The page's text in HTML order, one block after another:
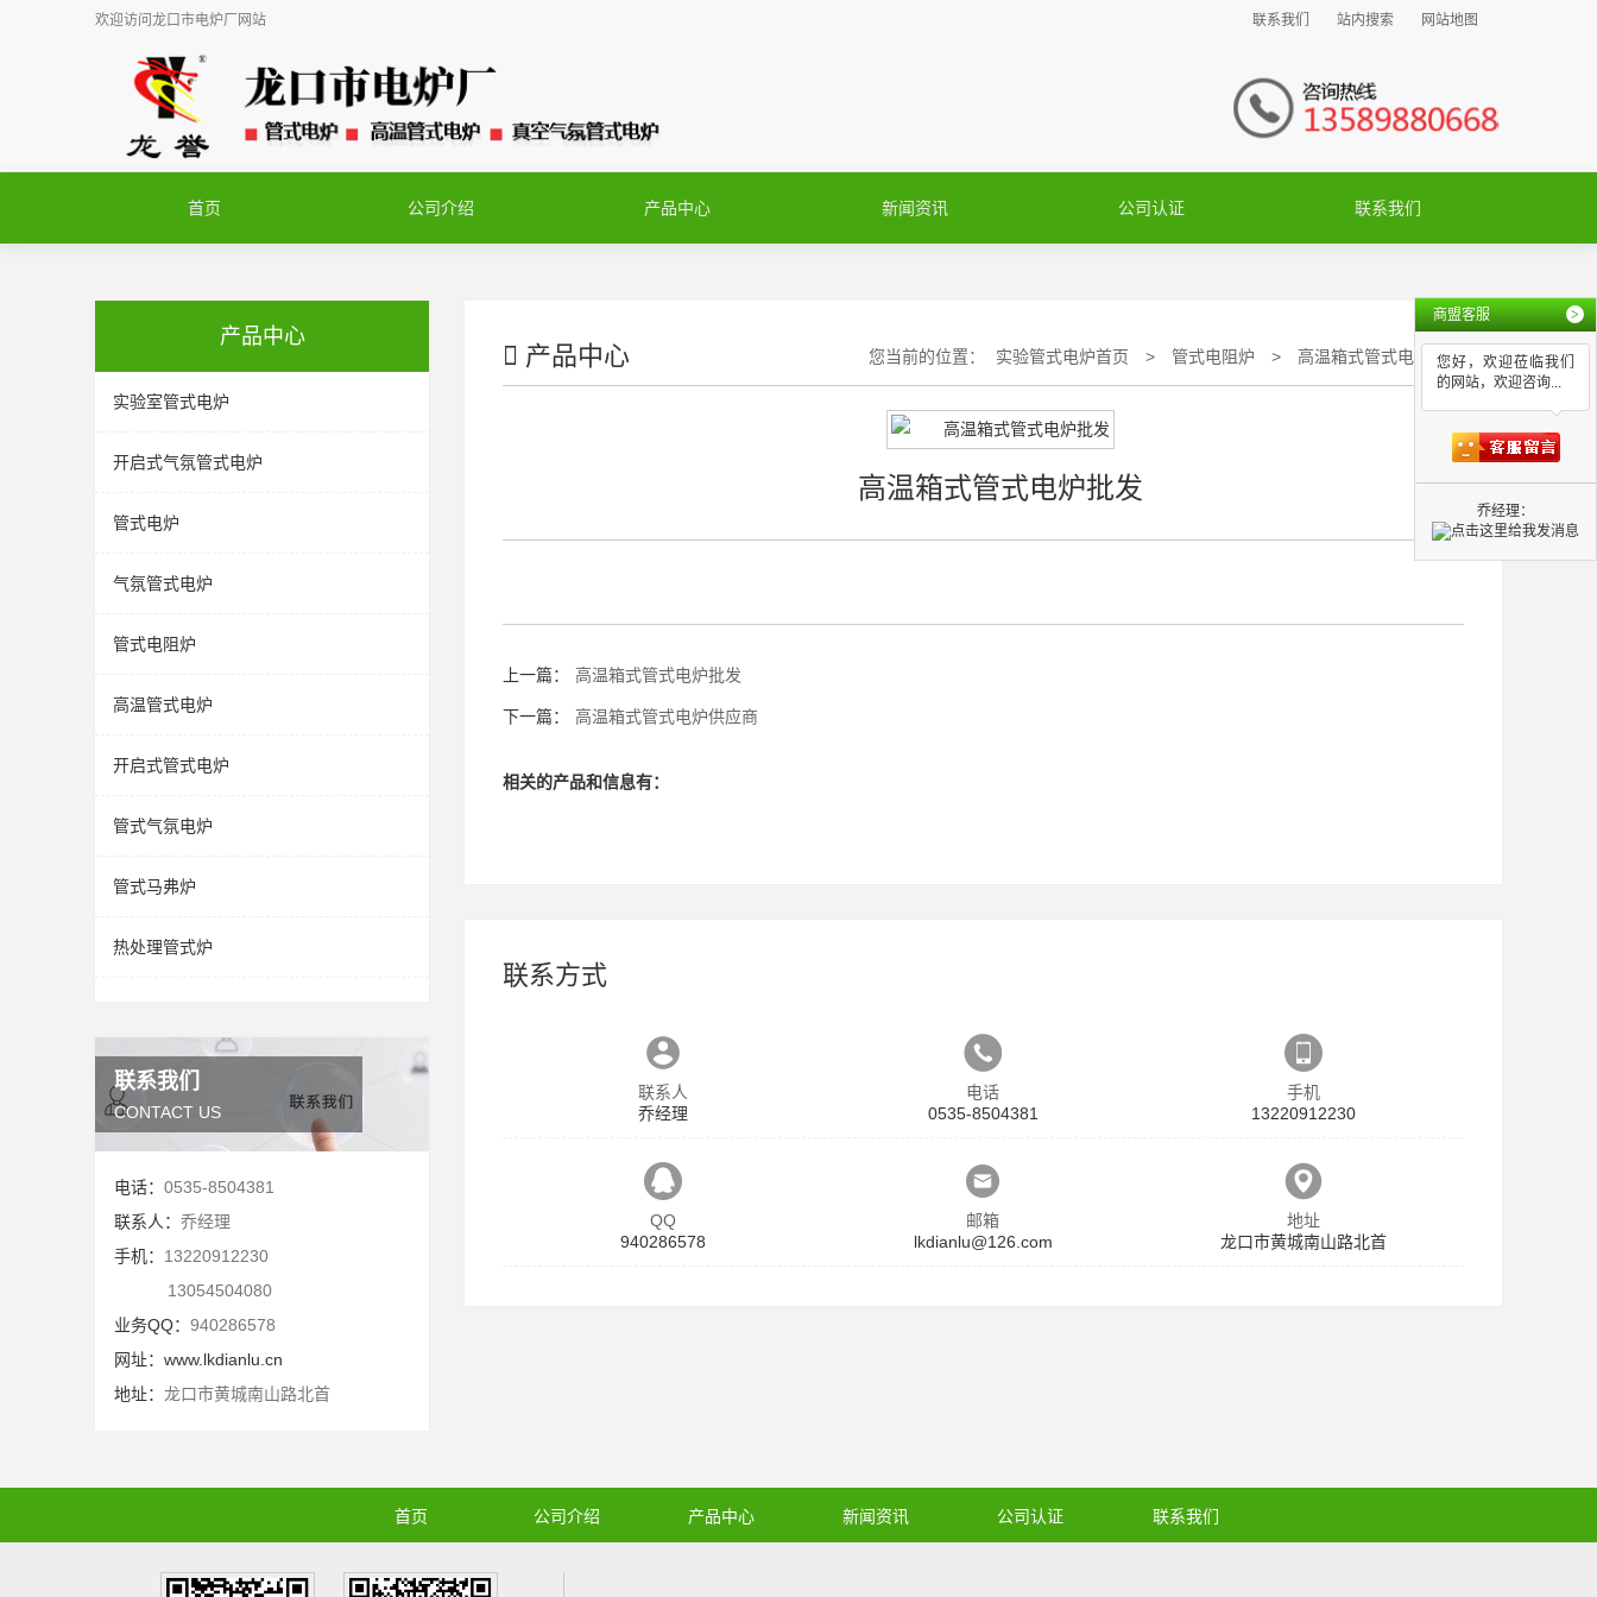
欢迎访问 龙口市电炉厂 网站 联系我们 站内搜索 网站地图
首页 公司介绍 产品中心 新闻资讯 公司认证 联系我们
产品中心
实验室管式电炉
开启式气氛管式电炉
管式电炉
气氛管式电炉
管式电阻炉
高温管式电炉
开启式管式电炉
管式气氛电炉
管式马弗炉
热处理管式炉
联系我们
CONTACT US
电话： 0535-8504381
联系人： 乔经理
手机： 13220912230
13054504080
业务QQ： 940286578
网址： www.lkdianlu.cn
地址： 龙口市黄城南山路北首
产品中心 您当前的位置： 实验管式电炉首页 > 管式电阻炉 > 高温箱式管式电炉批发
高温箱式管式电炉批发
上一篇： 高温箱式管式电炉批发
下一篇： 高温箱式管式电炉供应商
相关的产品和信息有：
联系方式
联系人
乔经理
电话
0535-8504381
手机
13220912230
QQ
940286578
邮箱
lkdianlu@126.com
地址
龙口市黄城南山路北首
首页 公司介绍 产品中心 新闻资讯 公司认证 联系我们
商盟客服 >
您好，欢迎莅临我们
的网站，欢迎咨询...
乔经理：